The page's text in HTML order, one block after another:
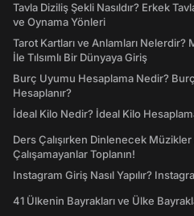
Tavla Diziliş Şekli Nasıldır? Erkek
ve Oynama Yönleri
Tarot Kartları ve Anlamları
İle Tılsımlı Bir Dünyaya Giriş
Burç Uyumu Hesaplama Nedir?
Hesaplanır?
İdeal Kilo Nedir? İdeal Kilo Hesaplama
Ders Çalışırken Dinlenecek
Çalışamayanlar Toplanın!
Instagram Giriş Nasıl Yapılır?
41 Ülkenin Bayrakları ve Ülke